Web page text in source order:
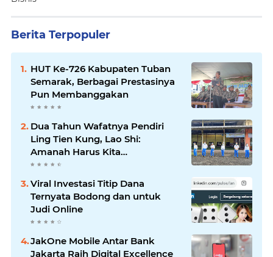
Berita Terpopuler
HUT Ke-726 Kabupaten Tuban
Semarak, Berbagai Prestasinya
Pun Membanggakan
Dua Tahun Wafatnya Pendiri
Ling Tien Kung, Lao Shi:
Amanah Harus Kita
Laksanakan!
Viral Investasi Titip Dana
Ternyata Bodong dan untuk
Judi Online
JakOne Mobile Antar Bank
Jakarta Raih Digital Excellence